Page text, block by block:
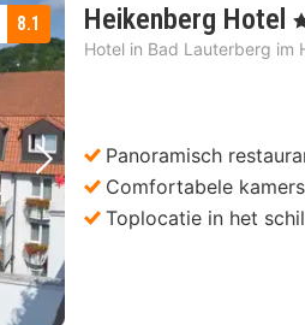
Volgende foto
8.1 Heikenberg Hotel ,
Hotel in Bad Lauterberg im
Panoramisch
Comfortabele
Toplocatie in het